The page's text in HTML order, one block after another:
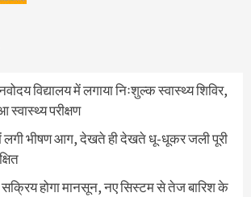
विद्यालय में लगाया निःशुल्क स्वास्थ्य शिविर,
स्वास्थ्य परीक्षण
भीषण आग, देखते ही देखते धू-धूकर जली पूरी
होगा मानसून, नए सिस्टम से तेज बारिश के